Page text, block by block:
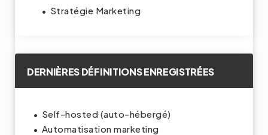
Stratégie Marketing
DERNIÈRES DÉFINITIONS ENREGISTRÉES
Self-hosted (auto-hébergé)
Automatisation marketing